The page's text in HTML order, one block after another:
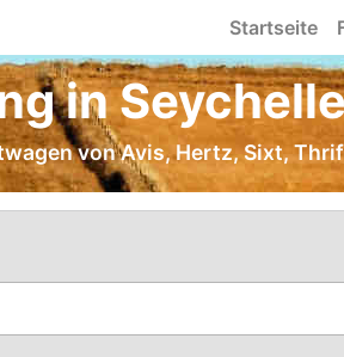
Startseite
in
von Avis, Hertz, Sixt,